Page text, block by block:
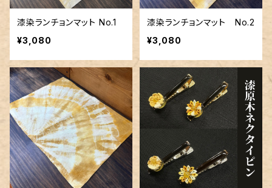
漆染ランチョンマット No.1
¥3,080
漆染ランチョンマット No.2
¥3,080